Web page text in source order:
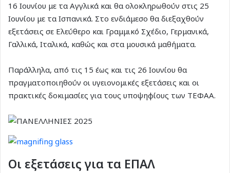
16 Ιουνίου με τα Αγγλικά και θα ολοκληρωθούν στις 25
Ιουνίου με τα Ισπανικά. Στο ενδιάμεσο θα διεξαχθούν
εξετάσεις σε Ελεύθερο και Γραμμικό Σχέδιο, Γερμανικά,
Γαλλικά, Ιταλικά, καθώς και στα μουσικά μαθήματα.
Παράλληλα, από τις 15 έως και τις 26 Ιουνίου θα
πραγματοποιηθούν οι υγειονομικές εξετάσεις και οι
πρακτικές δοκιμασίες για τους υποψηφίους των ΤΕΦΑΑ.
Οι εξετάσεις για τα ΕΠΑΛ